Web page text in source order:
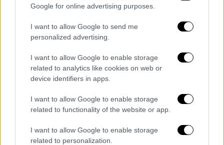
Google for online advertising purposes.
I want to allow Google to send me
personalized advertising.
I want to allow Google to enable storage
related to analytics like cookies on web or
device identifiers in apps.
I want to allow Google to enable storage
related to functionality of the website or app.
I want to allow Google to enable storage
related to personalization.
Τοπικά ΜΜΕ ανέφεραν πως οι πυροβολισμοί
σημειώθηκαν σεαίθουσα χορού
διάρκεια
εφηβικού πάρτι γενεθλίων
μετέδωσε πλάνα που δείχνουν να έχει
τοποθετηθεί κορδέλαγύρω από το
Mahogany Masterpiece Dance Studio και
Η κυβερνήτης τηςΑλαμπάμα Κέι Άιβι
Twitterτο
πρωί της Κυριακής πως «ενημερώνεται